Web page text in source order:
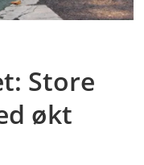
Store
økt